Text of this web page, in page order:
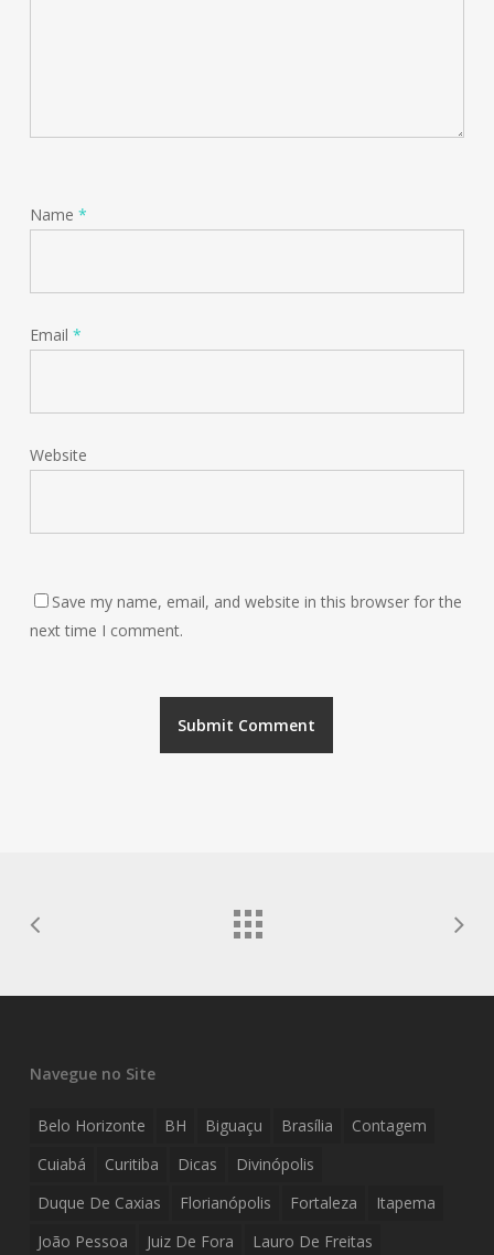
Name *
Email *
Website
Save my name, email, and website in this browser for the
next time I comment.
Navegue no Site
Belo Horizonte BH Biguaçu Brasília
Contagem
Cuiabá
Curitiba Dicas
Divinópolis
Duque De Caxias
Florianópolis Fortaleza
Itapema
João Pessoa
Juiz De Fora
Lauro De Freitas